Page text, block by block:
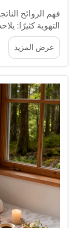
فهم الروائح
التهوية كثيرًا:
تشبه رائحة
الذاكرة لأول
الرائحة طبيعية
عرض المزيد